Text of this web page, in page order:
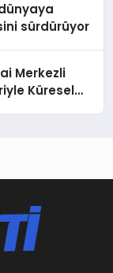
sürdürüyor
Merkezli
Küresel